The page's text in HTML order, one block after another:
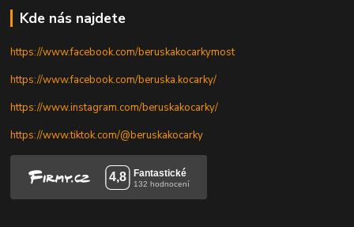
Kde nás najdete
https://www.facebook.com/beruskakocarkymost
https://www.facebook.com/beruska.kocarky/
https://www.instagram.com/beruskakocarky/
https://www.tiktok.com/@beruskakocarky